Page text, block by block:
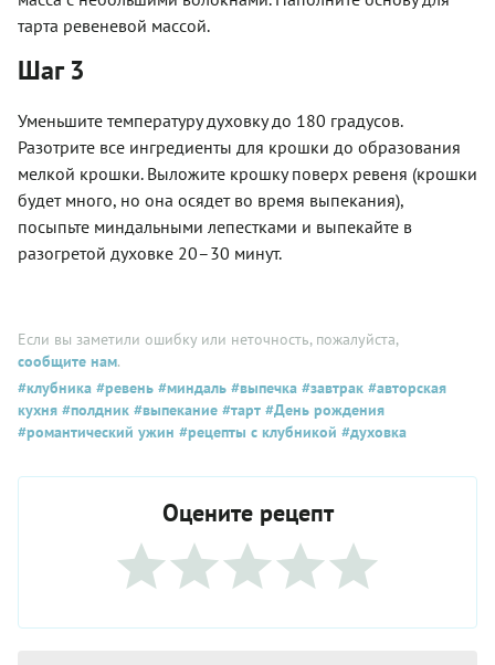
тарта ревеневой массой.
Шаг 3
Уменьшите температуру духовку до 180 градусов.
Разотрите все ингредиенты для крошки до образования
мелкой крошки. Выложите крошку поверх ревеня (крошки
будет много, но она осядет во время выпекания),
посыпьте миндальными лепестками и выпекайте в
разогретой духовке 20–30 минут.
Если вы заметили ошибку или неточность, пожалуйста,
сообщите нам.
#клубника #ревень #миндаль #выпечка #завтрак #авторская
кухня #полдник #выпекание #тарт #День рождения
#романтический ужин #рецепты с клубникой #духовка
Оцените рецепт